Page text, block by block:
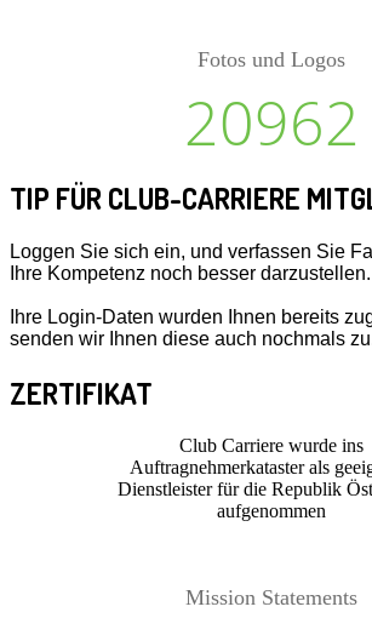
Fotos und Logos
20962
TIP FÜR CLUB-CARRIERE
Loggen Sie sich ein, und verfassen Sie
Ihre Kompetenz noch besser darzustellen.
Ihre Login-Daten wurden Ihnen bereits
senden wir Ihnen diese auch nochmals
ZERTIFIKAT
Club Carriere wurde ins
Auftragnehmerkataster als
Dienstleister für die Republik
aufgenommen
Mission Statements